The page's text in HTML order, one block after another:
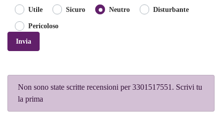
Utile Sicuro Neutro Disturbante
Pericoloso
Invia
Non sono state scritte recensioni per 3301517551. Scrivi tu
la prima